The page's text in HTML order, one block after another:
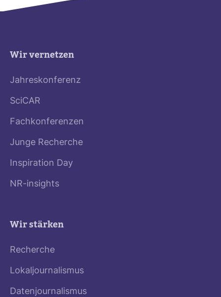
Wir vernetzen
Jahreskonferenz
SciCAR
Fachkonferenzen
Junge Recherche
Inspiration Day
NR-insights
Wir stärken
Recherche
Lokaljournalismus
Datenjournalismus